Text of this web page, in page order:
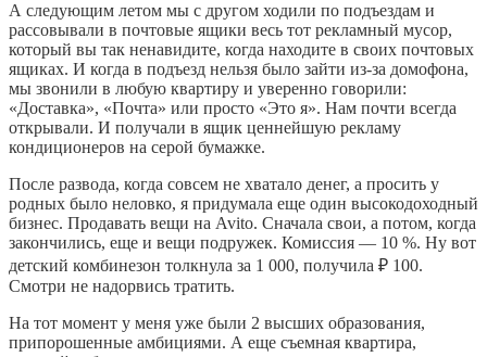
А следующим летом мы с другом ходили по подъездам и
рассовывали в почтовые ящики весь тот рекламный мусор,
который вы так ненавидите, когда находите в своих почтовых
ящиках. И когда в подъезд нельзя было зайти из-за домофона,
мы звонили в любую квартиру и уверенно говорили:
«Доставка», «Почта» или просто «Это я». Нам почти всегда
открывали. И получали в ящик ценнейшую рекламу
кондиционеров на серой бумажке.
После развода, когда совсем не хватало денег, а просить у
родных было неловко, я придумала еще один высокодоходный
бизнес. Продавать вещи на Avito. Сначала свои, а потом, когда
закончились, еще и вещи подружек. Комиссия — 10 %. Ну вот
детский комбинезон толкнула за 1 000, получила ₽ 100.
Смотри не надорвись тратить.
На тот момент у меня уже были 2 высших образования,
припорошенные амбициями. А еще съемная квартира,